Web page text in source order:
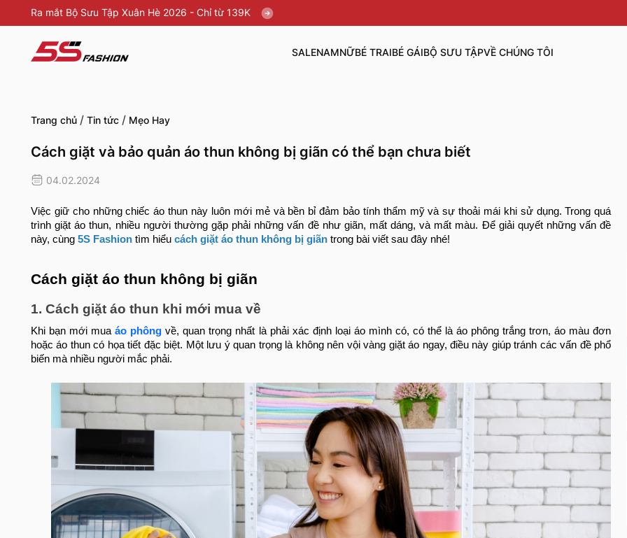
Ra mắt Bộ Sưu Tập Xuân Hè 2026 - Chỉ từ 139K
SALENAMNỮBÉ TRAIBÉ GÁIBỘ SƯU TẬPVỀ CHÚNG TÔI
Trang chủ / Tin tức / Mẹo Hay
Cách giặt và bảo quản áo thun không bị giãn có thể bạn chưa biết
04.02.2024
Việc giữ cho những chiếc áo thun này luôn mới mẻ và bền bỉ đảm bảo tính thẩm mỹ và sự thoải mái khi sử dụng. Trong quá
trình giặt áo thun, nhiều người thường gặp phải những vấn đề như giãn, mất dáng, và mất màu. Để giải quyết những vấn đề
này, cùng 5S Fashion tìm hiểu cách giặt áo thun không bị giãn trong bài viết sau đây nhé!
Cách giặt áo thun không bị giãn
1. Cách giặt áo thun khi mới mua về
Khi bạn mới muaáo phông về, quan trọng nhất là phải xác định loại áo mình có, có thể là áo phông trắng trơn, áo màu đơn
hoặc áo thun có họa tiết đặc biệt. Một lưu ý quan trọng là không nên vội vàng giặt áo ngay, điều này giúp tránh các vấn đề phổ
biến mà nhiều người mắc phải.